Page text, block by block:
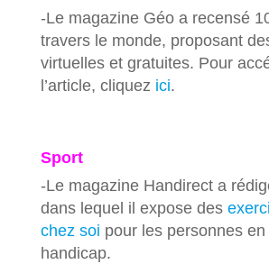
-Le magazine Géo a recensé
travers le monde, proposant
virtuelles et gratuites. Pour
l’article, cliquez ici.
Sport
-Le magazine Handirect a
dans lequel il expose des
chez soi pour les personnes
handicap.